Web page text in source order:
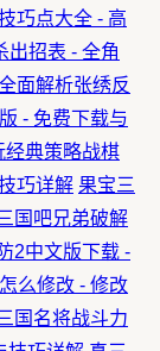
巧点大全 - 高
出招表 - 全角
面解析张绣反
- 免费下载与
经典策略战棋
巧详解 果宝三
国吧兄弟破解
2中文版下载 -
么修改 - 修改
国名将战斗力